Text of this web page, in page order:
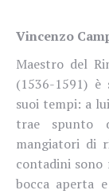
Vincenzo
Maestro del
(1536-1591)
suoi tempi: a
trae spunto
mangiatori di
contadini
bocca aperta